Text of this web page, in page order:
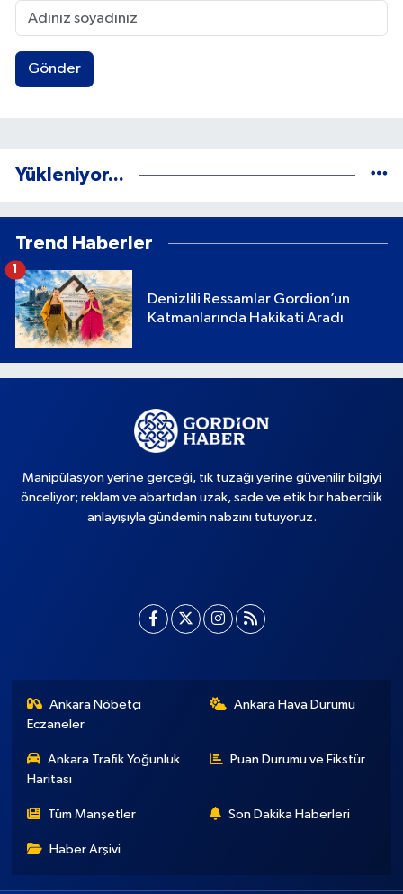
Gönder
Yükleniyor...
Trend Haberler
Denizlili Ressamlar Gordion’un
Katmanlarında Hakikati Aradı
1
Manipülasyon yerine gerçeği, tık tuzağı yerine güvenilir bilgiyi
önceliyor; reklam ve abartıdan uzak, sade ve etik bir habercilik
anlayışıyla gündemin nabzını tutuyoruz.
Ankara Nöbetçi
Eczaneler
Ankara Hava Durumu
Ankara Trafik Yoğunluk
Haritası
Puan Durumu ve Fikstür
Tüm Manşetler Son Dakika Haberleri
Haber Arşivi